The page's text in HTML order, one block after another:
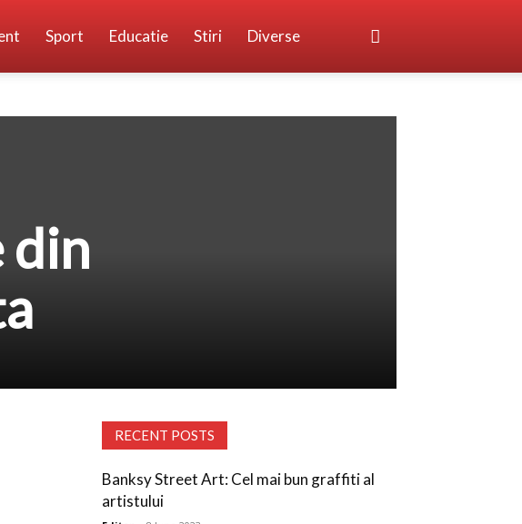
Sport Educatie Stiri Diverse
din
RECENT POSTS
Banksy Street Art: Cel mai bun graffiti al
artistului